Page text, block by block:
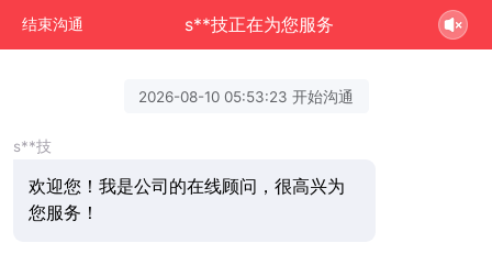
结束沟通 s**技正在为您服务
2026-08-10 05:53:23 开始沟通
s**技
欢迎您！我是公司的在线顾问，很高兴为
您服务！